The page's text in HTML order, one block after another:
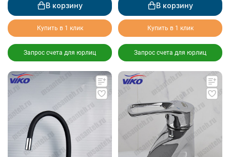
В корзину
Купить в 1 клик
Запрос счета для юрлиц
В корзину
Купить в 1 клик
Запрос счета для юрлиц